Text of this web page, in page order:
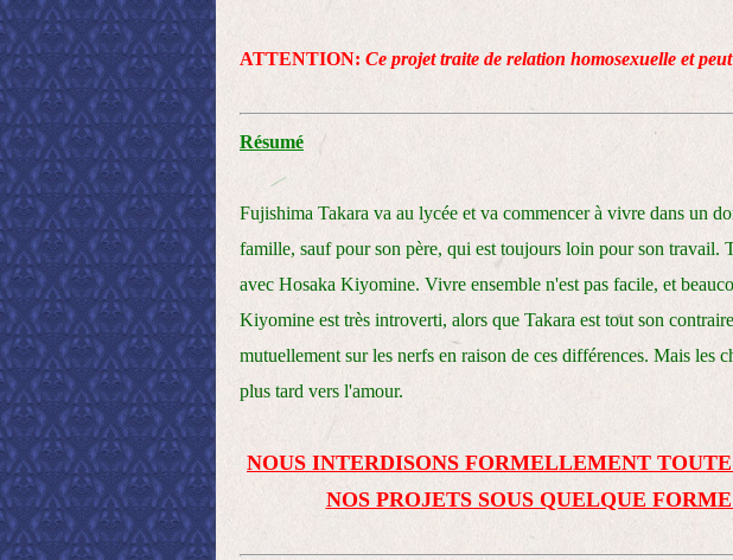
ATTENTION: Ce projet traite de relation homosexuelle et
Résumé
Fujishima Takara va au lycée et va commencer à vivre dans un
famille, sauf pour son père, qui est toujours loin pour son travail.
avec Hosaka Kiyomine. Vivre ensemble n'est pas facile, et
Kiyomine est très introverti, alors que Takara est tout son
mutuellement sur les nerfs en raison de ces différences. Mais les
plus tard vers l'amour.
NOUS INTERDISONS FORMELLEMENT
NOS PROJETS SOUS QUELQUE